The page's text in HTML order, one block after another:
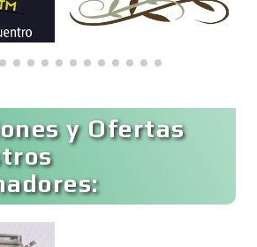
Empresariales
en General
y Ofertas